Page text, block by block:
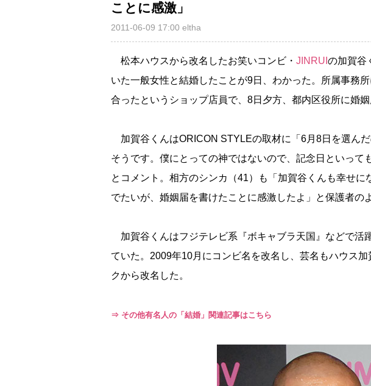
ことに感激」
2011-06-09 17:00 eltha
松本ハウスから改名したお笑いコンビ・ JINRUI の加賀谷
いた一般女性と結婚したことが9日、わかった。所属事務
合ったというショップ店員で、8日夕方、都内区役所に婚姻
加賀谷くんはORICON STYLEの取材に「6月8日を選ん
そうです。僕にとっての神ではないので、記念日といって
とコメント。相方のシンカ（41）も「加賀谷くんも幸せに
でたいが、婚姻届を書けたことに感激したよ」と保護者の
加賀谷くんはフジテレビ系『ボキャブラ天国』などで活
ていた。2009年10月にコンビ名を改名し、芸名もハウス
クから改名した。
⇒ その他有名人の「結婚」関連記事はこちら